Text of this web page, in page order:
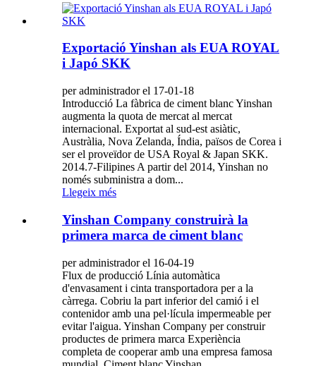
Exportació Yinshan als EUA ROYAL
i Japó SKK
per administrador el 17-01-18
Introducció La fàbrica de ciment blanc Yinshan
augmenta la quota de mercat al mercat
internacional. Exportat al sud-est asiàtic,
Austràlia, Nova Zelanda, Índia, països de Corea i
ser el proveïdor de USA Royal & Japan SKK.
2014.7-Filipines A partir del 2014, Yinshan no
només subministra a dom...
Llegeix més
Yinshan Company construirà la
primera marca de ciment blanc
per administrador el 16-04-19
Flux de producció Línia automàtica
d'envasament i cinta transportadora per a la
càrrega. Cobriu la part inferior del camió i el
contenidor amb una pel·lícula impermeable per
evitar l'aigua. Yinshan Company per construir
productes de primera marca Experiència
completa de cooperar amb una empresa famosa